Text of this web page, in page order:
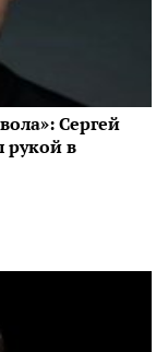
Сергей
рукой в